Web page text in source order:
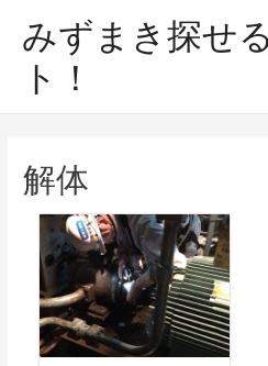
みずまき探せ
ト！
解体